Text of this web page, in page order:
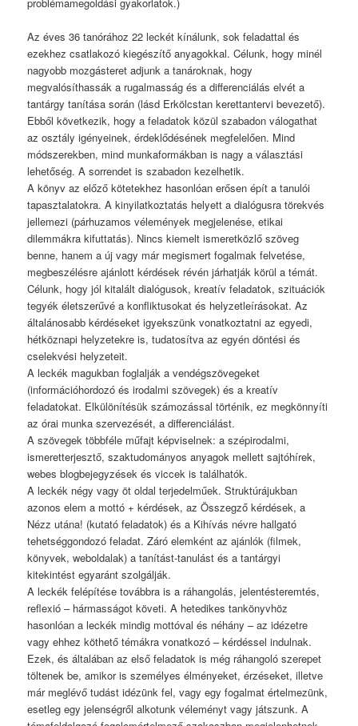
Az éves 36 tanórához 22 leckét kínálunk, sok feladattal és
ezekhez csatlakozó kiegészítő anyagokkal. Célunk, hogy minél
nagyobb mozgásteret adjunk a tanároknak, hogy
megvalósíthassák a rugalmasság és a differenciálás elvét a
tantárgy tanítása során (lásd Erkölcstan kerettantervi bevezető).
Ebből következik, hogy a feladatok közül szabadon válogathat
az osztály igényeinek, érdeklődésének megfelelően. Mind
módszerekben, mind munkaformákban is nagy a választási
lehetőség. A sorrendet is szabadon kezelhetik.
A könyv az előző kötetekhez hasonlóan erősen épít a tanulói
tapasztalatokra. A kinyilatkoztatás helyett a dialógusra törekvés
jellemezi (párhuzamos vélemények megjelenése, etikai
dilemmákra kifuttatás). Nincs kiemelt ismeretközlő szöveg
benne, hanem a új vagy már megismert fogalmak felvetése,
megbeszélésre ajánlott kérdések révén járhatják körül a témát.
Célunk, hogy jól kitalált dialógusok, kreatív feladatok, szituációk
tegyék életszerűvé a konfliktusokat és helyzetleírásokat. Az
általánosabb kérdéseket igyekszünk vonatkoztatni az egyedi,
hétköznapi helyzetekre is, tudatosítva az egyén döntési és
cselekvési helyzeteit.
A leckék magukban foglalják a vendégszövegeket
(információhordozó és irodalmi szövegek) és a kreatív
feladatokat. Elkülönítésük számozással történik, ez megkönnyíti
az órai munka szervezését, a differenciálást.
A szövegek többféle műfajt képviselnek: a szépirodalmi,
ismeretterjesztő, szaktudományos anyagok mellett sajtóhírek,
webes blogbejegyzések és viccek is találhatók.
A leckék négy vagy öt oldal terjedelműek. Struktúrájukban
azonos elem a mottó + kérdések, az Összegző kérdések, a
Nézz utána! (kutató feladatok) és a Kihívás névre hallgató
tehetséggondozó feladat. Záró elemként az ajánlók (filmek,
könyvek, weboldalak) a tanítást-tanulást és a tantárgyi
kitekintést egyaránt szolgálják.
A leckék felépítése továbbra is a ráhangolás, jelentésteremtés,
reflexió – hármasságot követi. A hetedikes tankönyvhöz
hasonlóan a leckék mindig mottóval és néhány – az idézetre
vagy ehhez köthető témákra vonatkozó – kérdéssel indulnak.
Ezek, és általában az első feladatok is még ráhangoló szerepet
töltenek be, amikor is személyes élményeket, érzéseket, illetve
már meglévő tudást idézünk fel, vagy egy fogalmat értelmezünk,
esetleg egy jelenségről alkotunk véleményt vagy játszunk. A